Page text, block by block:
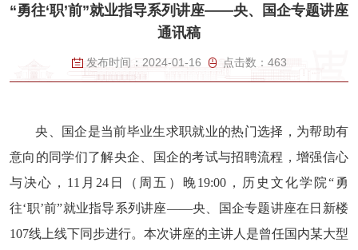
“勇往‘职’前”就业指导系列讲座——央、国企专题讲座
通讯稿
发布时间： 2024-01-16 点击数： 463
央、国企是当前毕业生求职就业的热门选择，为帮助有
意向的同学们了解央企、国企的考试与招聘流程，增强信心
与决心，11月24日（周五）晚19:00，历史文化学院“勇
往‘职’前”就业指导系列讲座——央、国企专题讲座在日新楼
107线上线下同步进行。本次讲座的主讲人是曾任国内某大型